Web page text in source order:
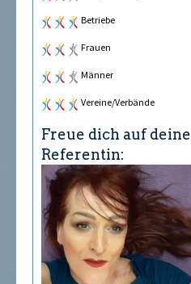
Betriebe
Frauen
Männer
Vereine/Verbände
Freue dich auf deine
Referentin: